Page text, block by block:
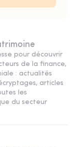
pour découvrir
de la finance,
: actualités
articles
les
du secteur